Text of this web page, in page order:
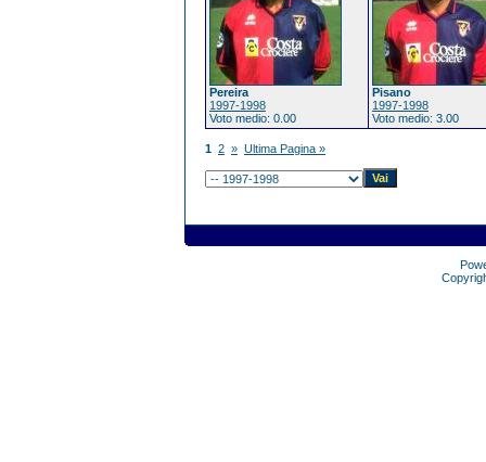
Pereira
1997-1998
Voto medio: 0.00
Pisano
1997-1998
Voto medio: 3.00
1 2 » Ultima Pagina »